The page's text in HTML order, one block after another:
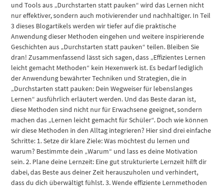
und Tools aus „Durchstarten statt pauken“ wird das Lernen nicht
nur effektiver, sondern auch motivierender und nachhaltiger. In Teil
3 dieses Blogartikels werden wir tiefer auf die praktische
Anwendung dieser Methoden eingehen und weitere inspirierende
Geschichten aus „Durchstarten statt pauken“ teilen. Bleiben Sie
dran! Zusammenfassend lässt sich sagen, dass „Effizientes Lernen
leicht gemacht Methoden“ kein Hexenwerk ist. Es bedarf lediglich
der Anwendung bewährter Techniken und Strategien, die in
„Durchstarten statt pauken: Dein Wegweiser für lebenslanges
Lernen“ ausführlich erläutert werden. Und das Beste daran ist,
diese Methoden sind nicht nur für Erwachsene geeignet, sondern
machen das „Lernen leicht gemacht für Schüler“. Doch wie können
wir diese Methoden in den Alltag integrieren? Hier sind drei einfache
Schritte: 1. Setze dir klare Ziele: Was möchtest du lernen und
warum? Bestimmte dein „Warum“ und lass es deine Motivation
sein. 2. Plane deine Lernzeit: Eine gut strukturierte Lernzeit hilft dir
dabei, das Beste aus deiner Zeit herauszuholen und verhindert,
dass du dich überwältigt fühlst. 3. Wende effiziente Lernmethoden